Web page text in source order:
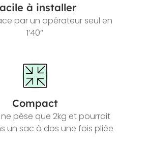
à installer
par un opérateur seul en
1’40’’
Compact
ne pèse que 2kg et pourrait
un sac à dos une fois pliée